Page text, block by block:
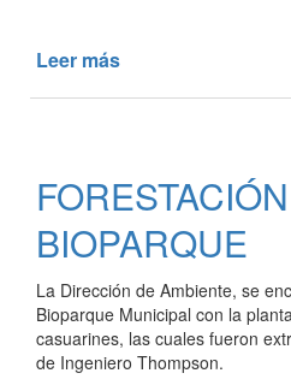
Leer más
CAPACITACIÓN
EN
ARBOLADO
BIOPARQUE
La Dirección de Ambiente, se
Bioparque Municipal con la
casuarines, las cuales fueron
de Ingeniero Thompson.